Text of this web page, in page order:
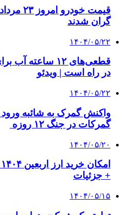
گران شدند
۱۴۰۴/۰۵/۲۲
قطعی‌های ۱۲
در راه است | ویدئو
۱۴۰۴/۰۵/۲۲
واکنش گمرک به شائبه
گمرکات در جنگ ۱۲ روزه
۱۴۰۴/۰۵/۲۰
+ جزئیات
۱۴۰۴/۰۵/۱۵